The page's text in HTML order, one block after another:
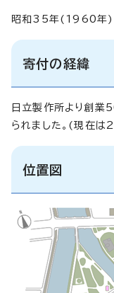
昭和35年(1960年)
寄付の経緯
日立製作所より創業
られました。(現在は
位置図